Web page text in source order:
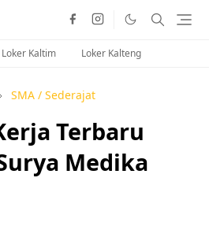
Loker Kaltim Loker Kalteng
SMA / Sederajat
Terbaru
Medika